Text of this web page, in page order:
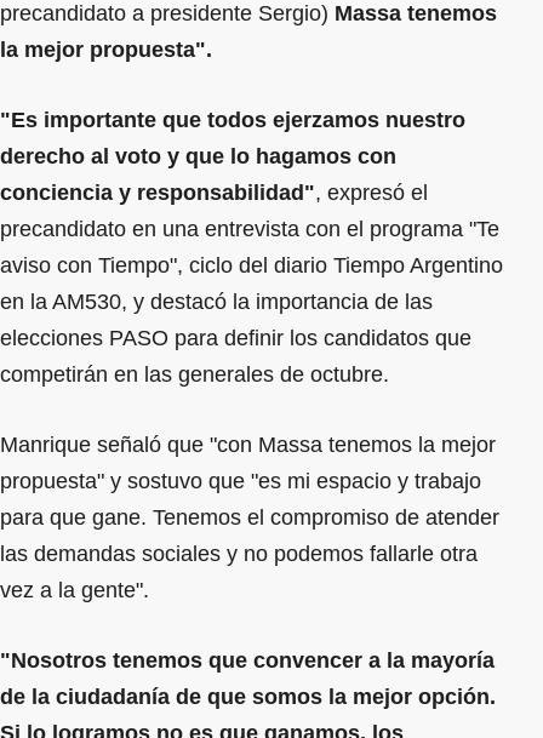
precandidato a presidente Sergio) Massa tenemos
la mejor propuesta".
"Es importante que todos ejerzamos nuestro
derecho al voto y que lo hagamos con
conciencia y responsabilidad", expresó el
precandidato en una entrevista con el programa "Te
aviso con Tiempo", ciclo del diario Tiempo Argentino
en la AM530, y destacó la importancia de las
elecciones PASO para definir los candidatos que
competirán en las generales de octubre.
Manrique señaló que "con Massa tenemos la mejor
propuesta" y sostuvo que "es mi espacio y trabajo
para que gane. Tenemos el compromiso de atender
las demandas sociales y no podemos fallarle otra
vez a la gente".
"Nosotros tenemos que convencer a la mayoría
de la ciudadanía de que somos la mejor opción.
Si lo logramos no es que ganamos, los